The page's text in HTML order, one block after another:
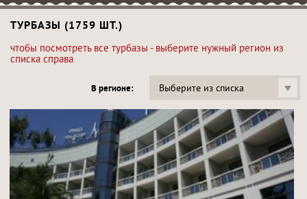
ТУРБАЗЫ (1759 ШТ.)
чтобы посмотреть все турбазы - выберите нужный регион из
списка справа
В регионе: Выберите из списка